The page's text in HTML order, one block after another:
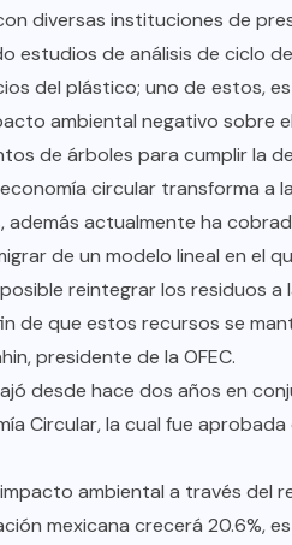
diversas instituciones de
estudios de análisis de ciclo
del plástico; uno de estos,
ambiental negativo sobre
de árboles para cumplir la
circular transforma a
además actualmente ha
de un modelo lineal en el
reintegrar los residuos
de que estos recursos se
presidente de la OFEC.
desde hace dos años en
Circular, la cual fue
ambiental a través del
mexicana crecerá 20.6%,